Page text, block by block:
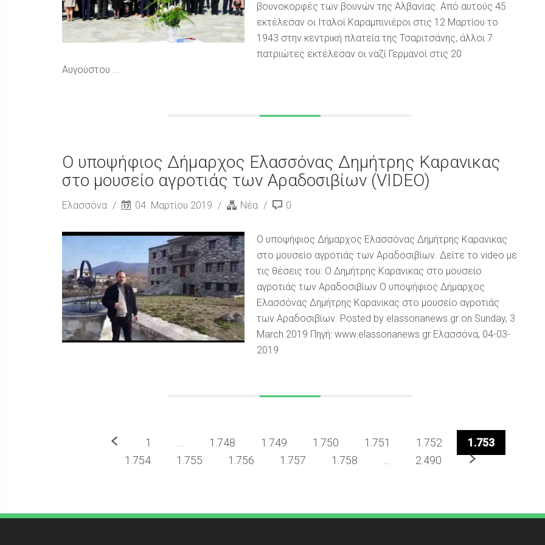
βουνοκορφές των βουνών της Αλβανίας. Από αυτούς 45
εκτέλεσαν οι Ιταλοί Καραμπινιέροι στις 12 Μαρτίου το
1943 στην κεντρική πλατεία της Τσαριτσάνης, άλλοι 7
πατριώτες εκτέλεσαν οι ναζί Γερμανοί στις 20
Αυγούστου ...
Ο υποψήφιος Δήμαρχος Ελασσόνας Δημήτρης Καρανικας
στο μουσείο αγροτιάς των Αραδοσιβίων (VIDEO)
Ελασσόνα 04. Μαρτίου 2019 Νέα 0
Ο υποψήφιος Δήμαρχος Ελασσόνας Δημήτρης Καρανικας
στο μουσείο αγροτιάς των Αραδοσιβίων. Δείτε το video με
τις θέσεις του: Ο Δημήτρης Καρανικας στο μουσείο
αγροτιάς των Αραδοσιβίων Ο υποψήφιος Δήμαρχος
Ελασσόνας Δημήτρης Καρανικας στο μουσείο αγροτιάς
των Αραδοσιβίων. Posted by elassonanews.gr on Sunday, 3
March 2019 Πηγή: www.elassonanews.gr Ελασσόνα, 04-03-
2019
Προηγούμενο
1 1.748 1.749 1.750 1.751 1.752
1.753
1.754
1.755 1.756 1.757 1.758 2.490 Επόμενο